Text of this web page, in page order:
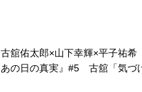
古舘佑太郎×山下幸輝×平子祐
あの日の真実』#5 古舘「気づ